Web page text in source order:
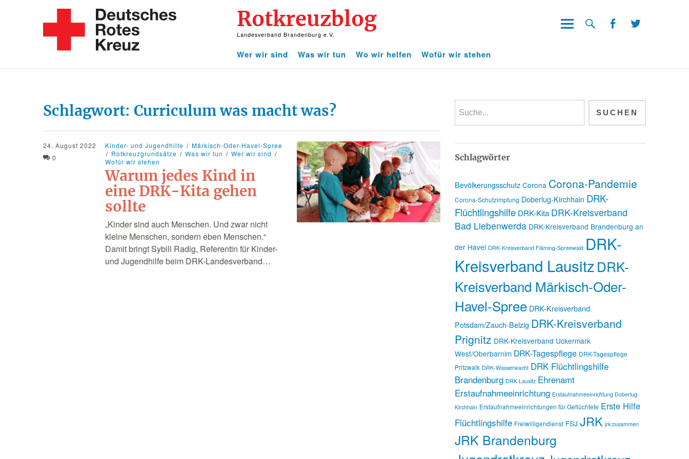
Rotkreuzblog
Landesverband Brandenburg e.V.
Wer wir sind
Was wir tun Wo wir helfen Wofür wir stehen
Schlagwort: Curriculum was macht was?
24. August 2022
0
Kinder- und Jugendhilfe
Märkisch-Oder-Havel-Spree
Rotkreuzgrundsätze
Was wir tun
Wer wir sind
Wofür wir stehen
Warum jedes Kind in
eine DRK-Kita gehen
sollte
„Kinder sind auch Menschen. Und zwar nicht
kleine Menschen, sondern eben Menschen.“
Damit bringt Sybill Radig, Referentin für Kinder-
und Jugendhilfe beim DRK-Landesverband…
Schlagwörter
Bevölkerungsschutz Corona Corona-Pandemie
Corona-Schutzimpfung Doberlug-Kirchhain DRK-
Flüchtlingshilfe DRK-Kita DRK-Kreisverband
Bad Liebenwerda DRK-Kreisverband Brandenburg an
der Havel DRK-Kreisverband Fläming-Spreewald DRK-
Kreisverband LausitzDRK-
Kreisverband Märkisch-Oder-
Havel-Spree DRK-Kreisverband
Potsdam/Zauch-Belzig DRK-Kreisverband
Prignitz DRK-Kreisverband Uckermark
West/Oberbarnim DRK-Tagespflege DRK-Tagespflege
Pritzwalk DRK-Wasserwacht DRK Flüchtlingshilfe
Brandenburg DRK Lausitz Ehrenamt
Erstaufnahmeeinrichtung Erstaufnahmeeinrichtung Doberlug-
Kirchhain Erstaufnahmeeinrichtungen für Geflüchtete Erste Hilfe
Flüchtlingshilfe Freiwilligendienst FSJ JRK jrk:zusammen
JRK Brandenburg